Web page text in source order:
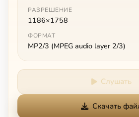
РАЗРЕШЕНИЕ
1186×1758
ФОРМАТ
MP2/3 (MPEG audio layer 2/3)
Слушать
Скачать